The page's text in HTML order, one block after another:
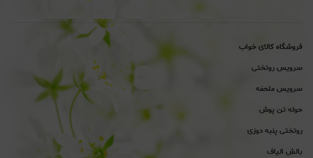
فروشگاه کالای خواب
سرویس روتختی
سرویس ملحفه
حوله تن پوش
روتختی پنبه دوزی
بالش الیاف